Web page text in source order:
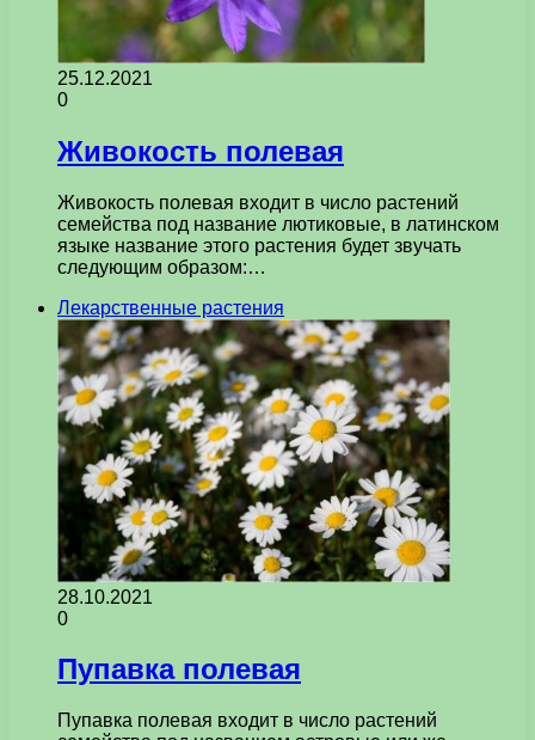
25.12.2021
0
Живокость полевая
Живокость полевая входит в число растений
семейства под название лютиковые, в латинском
языке название этого растения будет звучать
следующим образом:…
Лекарственные растения
28.10.2021
0
Пупавка полевая
Пупавка полевая входит в число растений